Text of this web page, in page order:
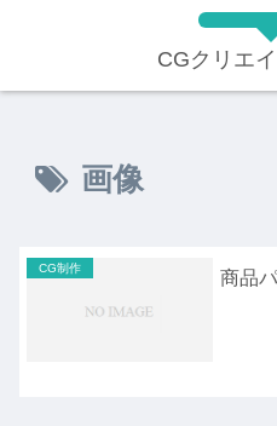
CGクリエ
画像
CG制作 商品